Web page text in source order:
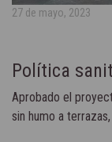
27 de mayo, 2023
Política
Aprobado el
sin humo a